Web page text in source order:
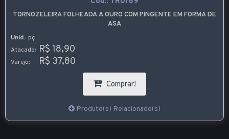
TORNOZELEIRA FOLHEADA A OURO COM PINGENTE EM FORMA DE
ASA
Unid.: pç
Atacado: R$ 18,90
Varejo: R$ 37,80
Comprar!
Produto(s) Relacionado(s)